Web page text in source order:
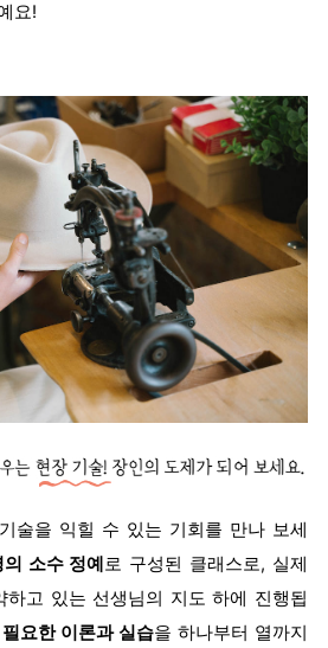
요!
술을 익힐 수 있는 기회를 만나 보세
의 소수 정예로 구성된 클래스로, 실제
하고 있는 선생님의 지도 하에 진행됩
요한 이론과 실습을 하나부터 열까지